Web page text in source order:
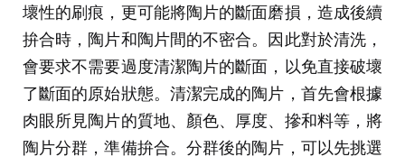
壞性的刷痕，更可能將陶片的斷面磨損，造成後續
拚合時，陶片和陶片間的不密合。因此對於清洗，
會要求不需要過度清潔陶片的斷面，以免直接破壞
了斷面的原始狀態。清潔完成的陶片，首先會根據
肉眼所見陶片的質地、顏色、厚度、摻和料等，將
陶片分群，準備拚合。分群後的陶片，可以先挑選